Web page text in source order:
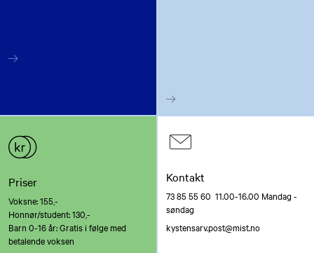
Priser
Voksne: 155,-
Honnør/student: 130,-
Barn 0-16 år: Gratis i følge med
betalende voksen
Kontakt
73 85 55 60 11.00-16.00 Mandag -
søndag
kystensarv.post@mist.no